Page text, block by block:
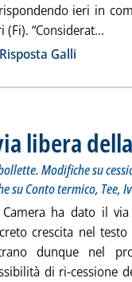
ieri in
“Considerat...
Risposta Galli
libera
Modifiche su
su Conto termico, Tee,
Camera ha dato il
crescita nel
dunque nel
di ri-cessione